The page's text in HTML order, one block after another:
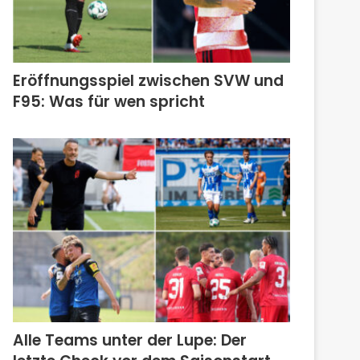
Eröffnungsspiel zwischen SVW und
F95: Was für wen spricht
Alle Teams unter der Lupe: Der